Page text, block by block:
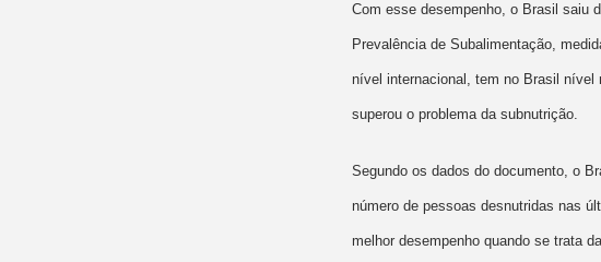
Com esse desempenho, o Brasil saiu
Prevalência de Subalimentação,
nível internacional, tem no Brasil nível
superou o problema da subnutrição.
Segundo os dados do documento, o
número de pessoas desnutridas nas
melhor desempenho quando se trata